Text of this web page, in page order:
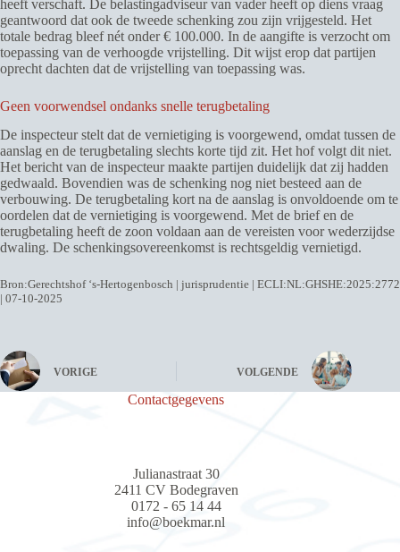
heeft verschaft. De belastingadviseur van vader heeft op diens vraag
geantwoord dat ook de tweede schenking zou zijn vrijgesteld. Het
totale bedrag bleef nét onder € 100.000. In de aangifte is verzocht om
toepassing van de verhoogde vrijstelling. Dit wijst erop dat partijen
oprecht dachten dat de vrijstelling van toepassing was.
Geen voorwendsel ondanks snelle terugbetaling
De inspecteur stelt dat de vernietiging is voorgewend, omdat tussen de
aanslag en de terugbetaling slechts korte tijd zit. Het hof volgt dit niet.
Het bericht van de inspecteur maakte partijen duidelijk dat zij hadden
gedwaald. Bovendien was de schenking nog niet besteed aan de
verbouwing. De terugbetaling kort na de aanslag is onvoldoende om te
oordelen dat de vernietiging is voorgewend. Met de brief en de
terugbetaling heeft de zoon voldaan aan de vereisten voor wederzijdse
dwaling. De schenkingsovereenkomst is rechtsgeldig vernietigd.
Bron:Gerechtshof ‘s-Hertogenbosch | jurisprudentie | ECLI:NL:GHSHE:2025:2772
| 07-10-2025
VORIGE VOLGENDE
Contactgegevens
Julianastraat 30
2411 CV Bodegraven
0172 - 65 14 44
info@boekmar.nl